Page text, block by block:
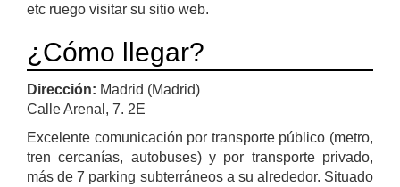
etc ruego visitar su sitio web.
¿Cómo llegar?
Dirección: Madrid (Madrid)
Calle Arenal, 7. 2E
Excelente comunicación por transporte público (metro,
tren cercanías, autobuses) y por transporte privado,
más de 7 parking subterráneos a su alrededor. Situado